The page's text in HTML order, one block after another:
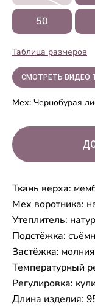
50
Таблица размеров
СМОТРЕТЬ ВИДЕО
Мех: Чернобурая
Ткань верха:
Мех воротника:
Утеплитель:
Подстёжка:
Застёжка:
Температурный
Регулировка:
Длина изделия: